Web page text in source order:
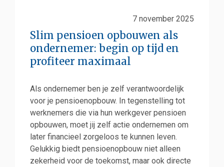
7 november 2025
Slim pensioen opbouwen als
ondernemer: begin op tijd en
profiteer maximaal
Als ondernemer ben je zelf verantwoordelijk
voor je pensioenopbouw. In tegenstelling tot
werknemers die via hun werkgever pensioen
opbouwen, moet jij zelf actie ondernemen om
later financieel zorgeloos te kunnen leven.
Gelukkig biedt pensioenopbouw niet alleen
zekerheid voor de toekomst, maar ook directe